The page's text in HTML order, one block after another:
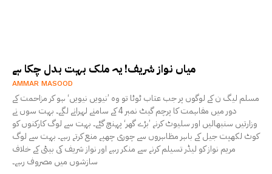
میاں نواز شریف! یہ ملک بہت بدل چکا ہے
AMMAR MASOOD
مسلم لیگ ن کے لوگوں پر جب عتاب ٹوٹا تو وہ ’نیویں نیویں‘ ہو کر مزاحمت کے
دور میں مفاہمت کا پرچم گیٹ نمبر 4 کے سامنے لہرانے لگے۔ بہت سوں نے
وزارتیں سنبھالیں اور سلیوٹ کرنے ’بڑے گھر‘ پہنچ گئے۔ بہت سے لوگ کارکنوں کو
کوٹ لکھپت جیل کے باہر مظاہروں سے چوری چھپے منع کرتے رہے۔ بہت سے لوگ
مریم نواز کو لیڈر تسیلم کرنے سے منکر رہے اور نواز شریف کی بیٹی کے خلاف
سازشوں میں مصروف رہے۔